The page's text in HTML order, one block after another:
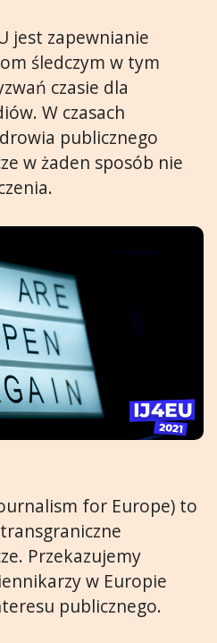
jest zapewnianie
śledczym w tym
czasie dla
W czasach
publicznego
w żaden sposób nie
for Europe) to
Przekazujemy
w Europie
publicznego.